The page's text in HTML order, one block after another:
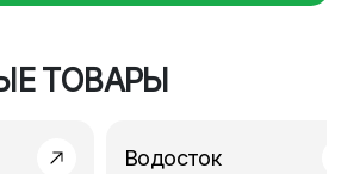
ТОВАРЫ
Водосток